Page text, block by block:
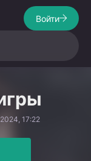
Войти
17:22